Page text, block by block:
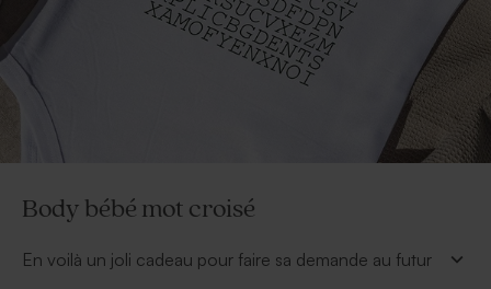
Body bébé mot croisé
En voilà un joli cadeau pour faire sa demande au futur